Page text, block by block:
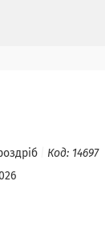
Код: 14697